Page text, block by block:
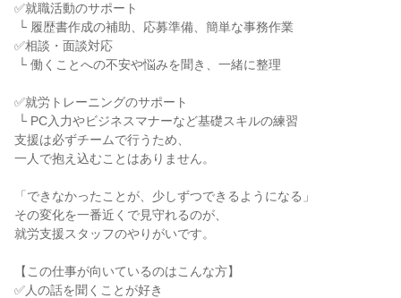
✅就職活動のサポート
✅相談・面談対応
✅就労トレーニングのサポート
支援は必ずチームで行うため、
一人で抱え込むことはありません。
「できなかったことが、少しずつできるようになる」
その変化を一番近くで見守れるのが、
就労支援スタッフのやりがいです。
【この仕事が向いているのはこんな方】
✅人の話を聞くことが好き